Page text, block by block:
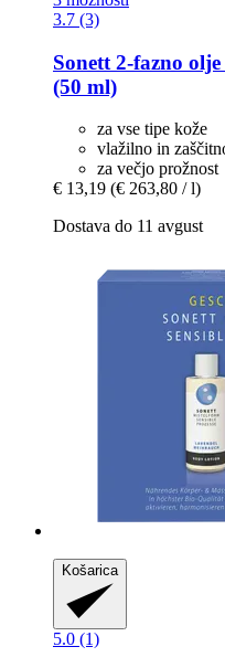
3.7 (3)
Sonett 2-​fazno
(50 ml)
za vse tipe kože
vlažilno in
za večjo prožnost
€ 13,19 (€ 263,80 / l)
Dostava do 11 avgust
Košarica
5.0 (1)